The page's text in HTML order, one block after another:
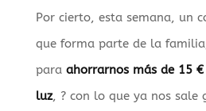
Por cierto, esta semana, un
que forma parte de la
para ahorrarnos más de 15
luz, ? con lo que ya nos sale